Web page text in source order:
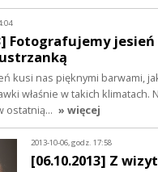
Fotografujemy
kusi nas pięknymi barwami,
właśnie w takich klimatach.
ostatnią… » więcej
2013-10-06, godz. 17:58
[06.10.2013] Z